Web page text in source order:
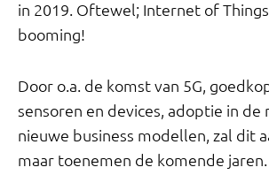
in 2019. Oftewel; Internet of Things
booming!
Door o.a. de komst van 5G,
sensoren en devices, adoptie in de
nieuwe business modellen, zal dit
maar toenemen de komende jaren.